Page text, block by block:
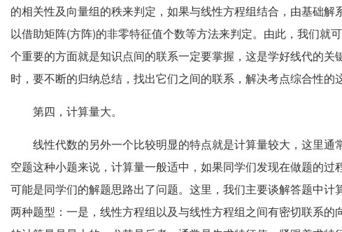
的相关性及向量组的秩来判定，如果与线性方程组结合，由基础
以借助矩阵(方阵)的非零特征值个数等方法来判定。由此，我们就
个重要的方面就是知识点间的联系一定要掌握，这是学好线代的
时，要不断的归纳总结，找出它们之间的联系，解决考点综合性的
第四，计算量大。
线性代数的另外一个比较明显的特点就是计算量较大，这里
空题这种小题来说，计算量一般适中，如果同学们发现在做题的
可能是同学们的解题思路出了问题。这里，我们主要谈解答题中
两种题型：一是，线性方程组以及与线性方程组之间有密切联系